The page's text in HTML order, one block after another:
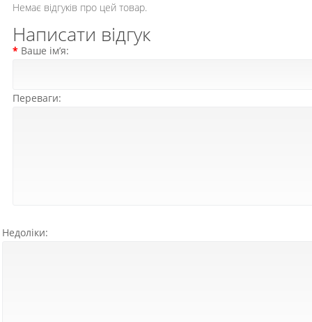
Немає відгуків про цей товар.
Написати відгук
Ваше ім’я:
Переваги:
Недоліки: